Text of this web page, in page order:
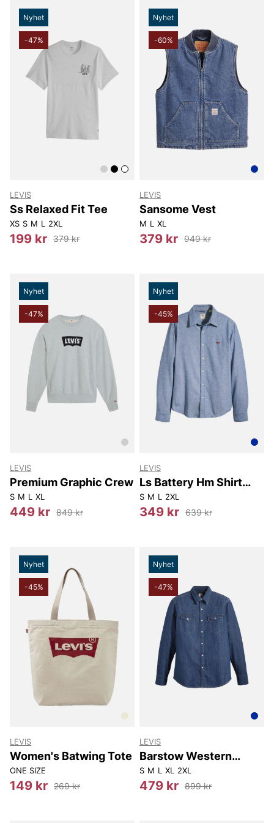
Nyhet
-47%
LEVIS
Ss Relaxed Fit Tee
XS S M L 2XL
199 kr 379 kr
Nyhet
-60%
LEVIS
Sansome Vest
M L XL
379 kr 949 kr
Nyhet
-47%
LEVIS
Premium Graphic Crew
S M L XL
449 kr 849 kr
Nyhet
-45%
LEVIS
Ls Battery Hm Shirt
Slim
S M L 2XL
349 kr 639 kr
Nyhet
-45%
LEVIS
Women's Batwing Tote
ONE SIZE
149 kr 269 kr
Nyhet
-47%
LEVIS
Barstow Western
Standard
S M L XL 2XL
479 kr 899 kr